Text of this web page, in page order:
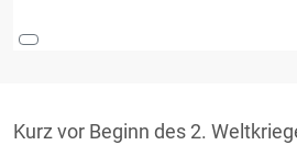
Kurz vor Beginn des 2.